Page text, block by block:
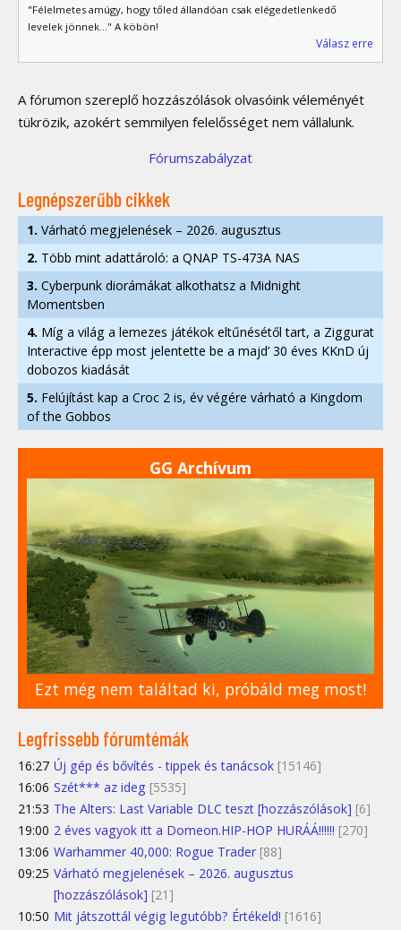
"Félelmetes amúgy, hogy tőled állandóan csak elégedetlenkedő
levelek jönnek..." A köbön!
Válasz erre
A fórumon szereplő hozzászólások olvasóink véleményét
tükrözik, azokért semmilyen felelősséget nem vállalunk.
Fórumszabályzat
Legnépszerűbb cikkek
1. Várható megjelenések – 2026. augusztus
2. Több mint adattároló: a QNAP TS-473A NAS
3. Cyberpunk diorámákat alkothatsz a Midnight
Momentsben
4. Míg a világ a lemezes játékok eltűnésétől tart, a Ziggurat
Interactive épp most jelentette be a majd’ 30 éves KKnD új
dobozos kiadását
5. Felújítást kap a Croc 2 is, év végére várható a Kingdom
of the Gobbos
GG Archívum
Ezt még nem találtad ki, próbáld meg most!
Legfrissebb fórumtémák
16:27 Új gép és bővítés - tippek és tanácsok [15146]
16:06 Szét*** az ideg [5535]
21:53 The Alters: Last Variable DLC teszt [hozzászólások] [6]
19:00 2 éves vagyok itt a Domeon.HIP-HOP HURÁÁ!!!!!! [270]
13:06 Warhammer 40,000: Rogue Trader [88]
09:25 Várható megjelenések – 2026. augusztus
[hozzászólások] [21]
10:50 Mit játszottál végig legutóbb? Értékeld! [1616]